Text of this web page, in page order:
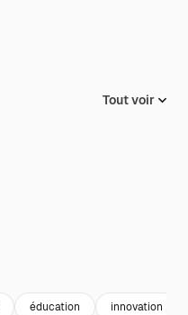
Tout voir
éducation innovation